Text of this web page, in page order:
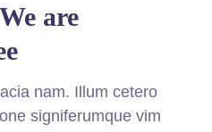
are
nam. Illum cetero
signiferumque vim